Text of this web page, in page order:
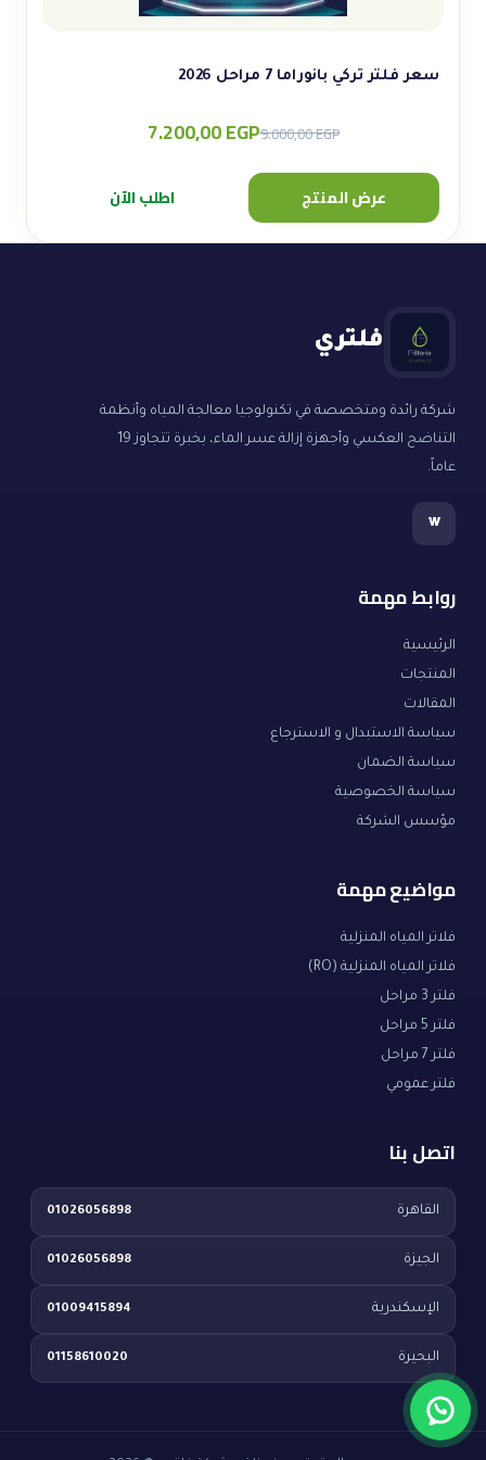
سعر فلتر تركي بانوراما 7 مراحل 2026
9.000,00EGP
Original
7.200,00EGP
Current
عرض المنتج اطلب الآن
فلتري
شركة رائدة ومتخصصة في تكنولوجيا معالجة المياه وأنظمة
التناضح العكسي وأجهزة إزالة عسر الماء، بخبرة تتجاوز 19
عاماً.
w
روابط مهمة
الرئيسية
المنتجات
المقالات
سياسة الاستبدال و الاسترجاع
سياسة الضمان
سياسة الخصوصية
مؤسس الشركة
مواضيع مهمة
فلاتر المياه المنزلية
فلاتر المياه المنزلية (RO)
فلتر 3 مراحل
فلتر 5 مراحل
فلتر 7 مراحل
فلتر عمومي
اتصل بنا
القاهرة 01026056898
الجيزة 01026056898
الإسكندرية 01009415894
البحيرة 01158610020